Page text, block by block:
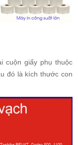
cuộn giấy phụ thuộc
đó là kích thước con